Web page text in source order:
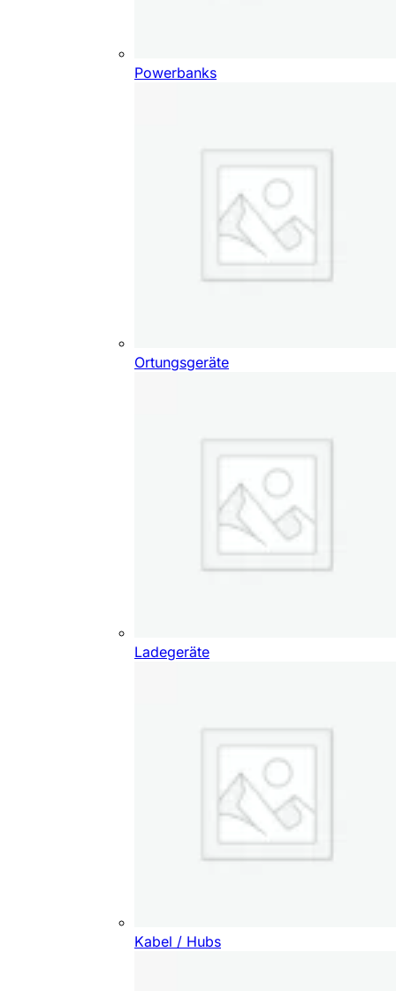
Powerbanks
Ortungsgeräte
Ladegeräte
Kabel / Hubs